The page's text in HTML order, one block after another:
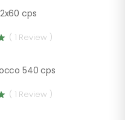
cps
( 1 Review )
540 cps
( 1 Review )